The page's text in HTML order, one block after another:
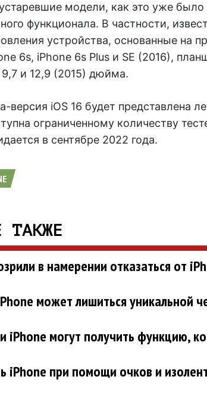
модели, как это уже было
функционала. В частности,
устройства, основанные на
6s, iPhone 6s Plus и SE (2016),
9,7 и 12,9 (2015) дюйма.
версия iOS 16 будет представлена
ограниченному количеству
в сентябре 2022 года.
ТАКЖЕ
в намерении отказаться от
может лишиться уникальной
iPhone могут получить функцию,
iPhone при помощи очков и